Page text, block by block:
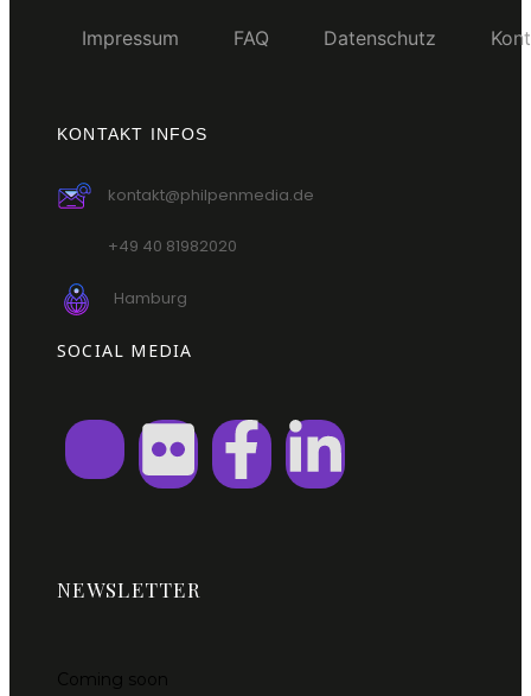
Impressum FAQ Datenschutz
KONTAKT INFOS
kontakt@philpenmedia.de
+49 40 81982020
Hamburg
SOCIAL MEDIA
NEWSLETTER
Coming soon